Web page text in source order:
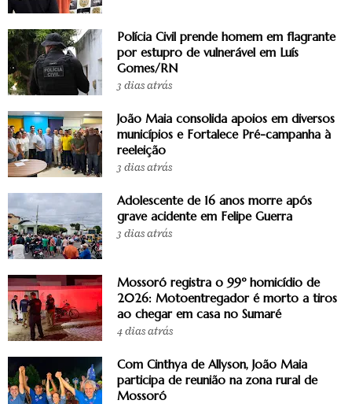
Polícia Civil prende homem em flagrante
por estupro de vulnerável em Luís
Gomes/RN
3 dias atrás
João Maia consolida apoios em diversos
municípios e Fortalece Pré-campanha à
reeleição
3 dias atrás
Adolescente de 16 anos morre após
grave acidente em Felipe Guerra
3 dias atrás
Mossoró registra o 99º homicídio de
2026: Motoentregador é morto a tiros
ao chegar em casa no Sumaré
4 dias atrás
Com Cinthya de Allyson, João Maia
participa de reunião na zona rural de
Mossoró